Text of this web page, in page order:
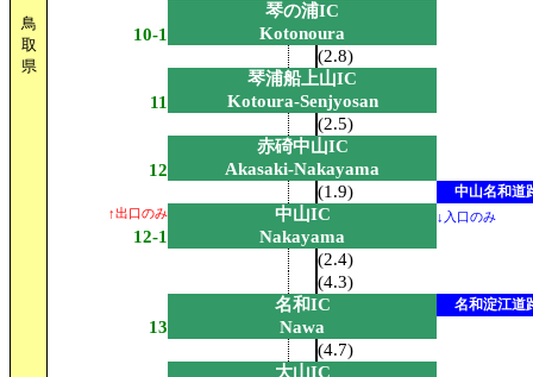
鳥
取
県
琴の浦IC
10-1
Kotonoura
(2.8)
琴浦船上山IC
11
Kotoura-Senjyosan
(2.5)
赤碕中山IC
12
Akasaki-Nakayama
(1.9)
中山名和道
↑出口のみ 中山IC ↓入口のみ
12-1
Nakayama
(2.4)
(4.3)
名和IC
名和淀江道
13
Nawa
(4.7)
大山IC